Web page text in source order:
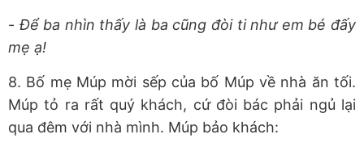
- Để ba nhìn thấy là ba cũng đòi ti như em bé đấy
mẹ ạ!
8. Bố mẹ Múp mời sếp của bố Múp về nhà ăn tối.
Múp tỏ ra rất quý khách, cứ đòi bác phải ngủ lại
qua đêm với nhà mình. Múp bảo khách: